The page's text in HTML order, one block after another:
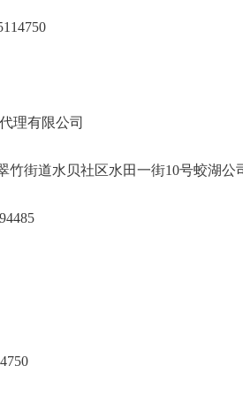
理有限公司
街道水贝社区水田一街10号蛟湖公